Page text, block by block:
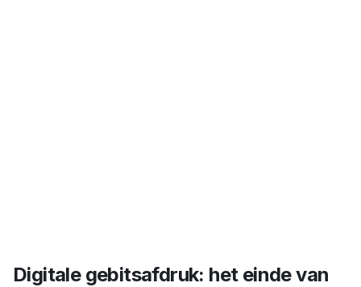
Digitale gebitsafdruk: het einde van